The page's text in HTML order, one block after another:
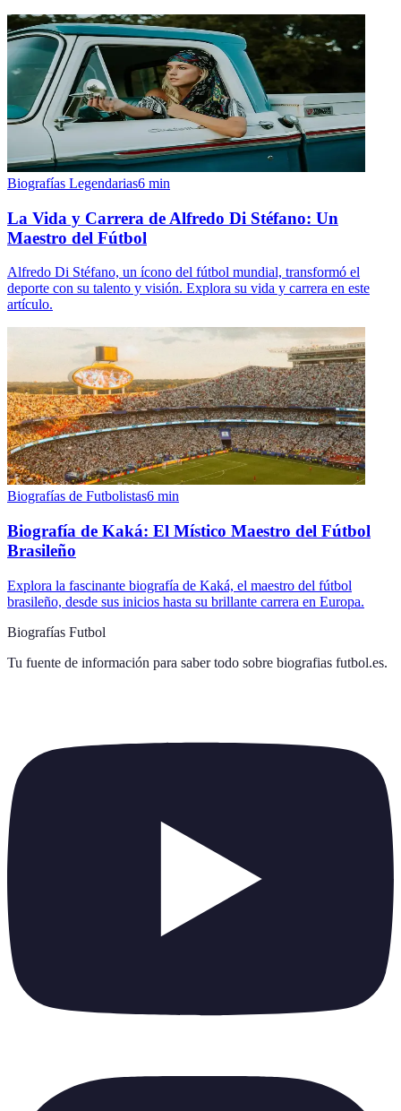
Biografías Legendarias6 min
La Vida y Carrera de Alfredo Di Stéfano: Un
Maestro del Fútbol
Alfredo Di Stéfano, un ícono del fútbol mundial, transformó el
deporte con su talento y visión. Explora su vida y carrera en este
artículo.
Biografías de Futbolistas6 min
Biografía de Kaká: El Místico Maestro del Fútbol
Brasileño
Explora la fascinante biografía de Kaká, el maestro del fútbol
brasileño, desde sus inicios hasta su brillante carrera en Europa.
Biografías Futbol
Tu fuente de información para saber todo sobre biografias futbol.es.